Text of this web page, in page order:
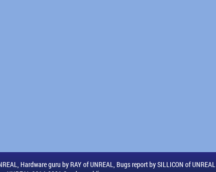
Hardware guru by RAY of UNREAL, Bugs report by SILLICON of UNREAL